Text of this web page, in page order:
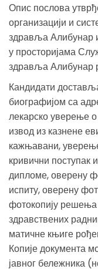
Опис послова
организацији и
здравља Алибунар
у просторијама
здравља Алибунар
Кандидати
биографијом са
лекарско уверење о
извод из казнене
кажњавани,
кривични поступак
дипломе, оверену
испиту, оверену
фотокопију решења
здравствених
матичне књиге
Копије документа
јавног бележника